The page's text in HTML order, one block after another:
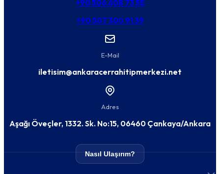
+90 506 608 73 55
+90 507 300 91 39
E-Mail
iletisim@ankaracerrahitipmerkezi.net
Adres
Aşağı Öveçler, 1332. Sk. No:15, 06460 Çankaya/Ankara
Nasıl Ulaşırım?